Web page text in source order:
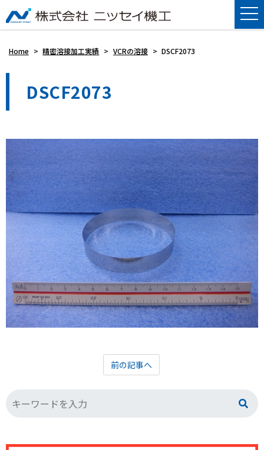
Home > 精密溶接加工実績 > VCRの溶接 > DSCF2073
DSCF2073
前の記事へ